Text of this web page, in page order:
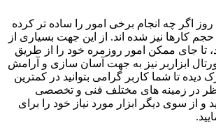
اگر چه انجام برخی امور را ساده تر کرده
حجم کارها نیز شده اند. از این جهت بسیاری از
تا جای ممکن امور روزمره خود را از طریق
پورتال ابزاربر نیز به جهت آسان سازی و آرامش
دیده تا شما کاربر گرامی بتوانید در کمترین
در زمینه های مختلف فنی و تخصصی
از سوی دیگر ابزار مورد نیاز خود را برای